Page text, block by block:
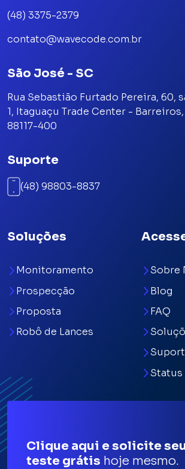
(48) 3375-2379
contato@wavecode.com.br
São José - SC
Rua Sebastião Furtado Pereira, 60,
1, Itaguaçu Trade Center -
88117-400
Suporte
(48) 98803-8837
Soluções
Monitoramento
Prospecção
Proposta
Robô de Lances
Sobre
Blog
FAQ
Status
Clique aqui e solicite
teste grátis hoje mesmo.